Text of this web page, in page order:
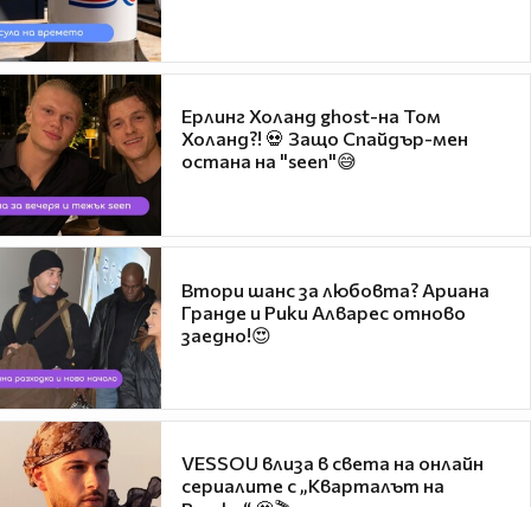
Ерлинг Холанд ghost-на Том
Холанд?! 💀 Защо Спайдър-мен
остана на "seen"😅
Втори шанс за любовта? Ариана
Гранде и Рики Алварес отново
заедно!😍
VESSOU влиза в света на онлайн
сериалите с „Кварталът на